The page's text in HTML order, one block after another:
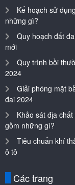
Kế hoạch sử
những gì?
Quy hoạch đất
mới
Quy trình bồi
2024
Giải phóng mặt
đai 2024
Khảo sát địa
gồm những gì?
Tiêu chuẩn khí
ô tô
Các trang